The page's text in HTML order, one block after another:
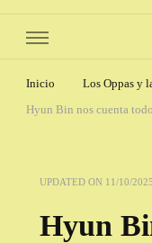
Inicio
Los Oppas y
Hyun Bin nos cuenta
UPDATED ON 11/10/2025
Hyun